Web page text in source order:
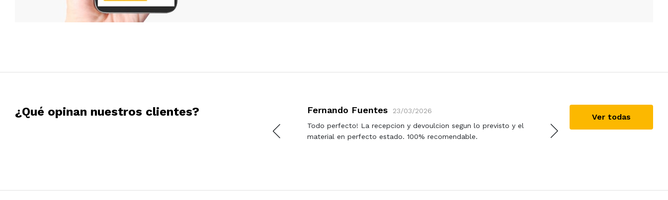
¿Qué opinan nuestros clientes?
Emanuel Pereira
11/04/2025
Fernando Fuentes
23/03/2026
Todo perfecto! La recepcion y devoulcion segun lo previsto y el
material en perfecto estado. 100% recomendable.
Ver todas